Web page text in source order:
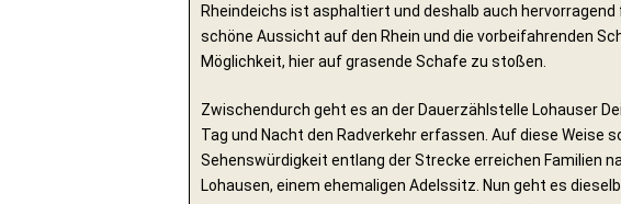
Rheindeichs ist asphaltiert und deshalb auch
schöne Aussicht auf den Rhein und die vorbeifahrenden
Möglichkeit, hier auf grasende Schafe zu stoßen.
Zwischendurch geht es an der Dauerzählstelle Lohauser
Tag und Nacht den Radverkehr erfassen. Auf diese Weise
Sehenswürdigkeit entlang der Strecke erreichen Familien
Lohausen, einem ehemaligen Adelssitz. Nun geht es